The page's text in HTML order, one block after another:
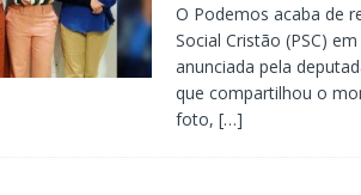
O Podemos acaba de
Social Cristão (PSC)
anunciada pela
que compartilhou o
foto, […]